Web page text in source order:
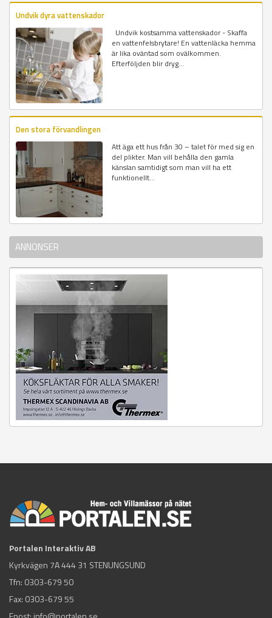
Undvik dyra vattenskador
Undvik kostsamma vattenskador - Skaffa
en vattenfelsbrytare! En vattenläcka hemma
är lika oväntad som ovälkommen.
Efterföljden blir dryg...
Den stora förvandlingen
Att äga ett hus från 30 – talet för med sig en
del plikter. Man vill behålla den gamla
känslan samtidigt som man vill ha ett
funktionellt...
ANNONSER
Portalen Interaktiv AB
Kyrkvägen 7A 444 31 STENUNGSUND
Tfn: 0303-679 50
Fax: 0303-679 55